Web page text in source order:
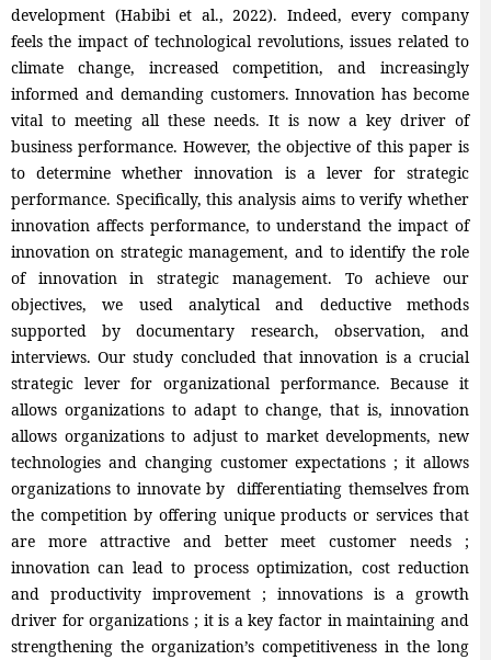
development (Habibi et al., 2022). Indeed, every company
feels the impact of technological revolutions, issues related to
climate change, increased competition, and increasingly
informed and demanding customers. Innovation has become
vital to meeting all these needs. It is now a key driver of
business performance. However, the objective of this paper is
to determine whether innovation is a lever for strategic
performance. Specifically, this analysis aims to verify whether
innovation affects performance, to understand the impact of
innovation on strategic management, and to identify the role
of innovation in strategic management. To achieve our
objectives, we used analytical and deductive methods
supported by documentary research, observation, and
interviews. Our study concluded that innovation is a crucial
strategic lever for organizational performance. Because it
allows organizations to adapt to change, that is, innovation
allows organizations to adjust to market developments, new
technologies and changing customer expectations ; it allows
organizations to innovate by differentiating themselves from
the competition by offering unique products or services that
are more attractive and better meet customer needs ;
innovation can lead to process optimization, cost reduction
and productivity improvement ; innovations is a growth
driver for organizations ; it is a key factor in maintaining and
strengthening the organization’s competitiveness in the long